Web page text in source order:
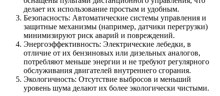
делает их использование простым и удобным.
Безопасность: Автоматические системы управления и
защитные механизмы (например, датчики перегрузки)
минимизируют риск аварий и повреждений.
Энергоэффективность: Электрические лебедки, в
отличие от их бензиновых или дизельных аналогов,
потребляют меньше энергии и не требуют регулярного
обслуживания двигателей внутреннего сгорания.
Экологичность: Отсутствие выбросов и меньший
уровень шума делают их более экологически чистыми.